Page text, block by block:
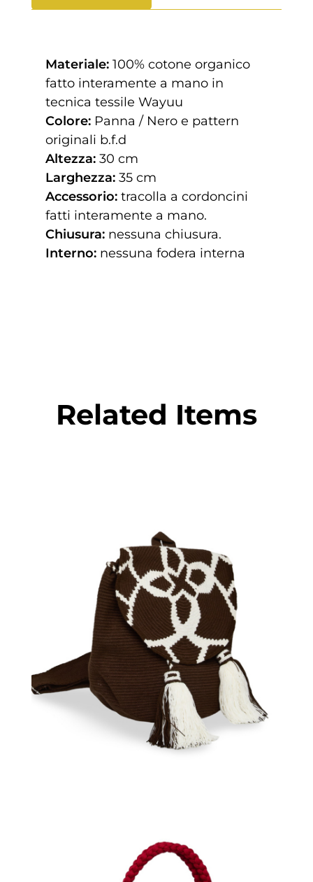
Materiale: 100% cotone organico
fatto interamente a mano in
tecnica tessile Wayuu
Colore: Panna / Nero e pattern
originali b.f.d
Altezza: 30 cm
Larghezza: 35 cm
Accessorio: tracolla a cordoncini
fatti interamente a mano.
Chiusura: nessuna chiusura.
Interno: nessuna fodera interna
Related Items
€ 80.00
Aggiungi